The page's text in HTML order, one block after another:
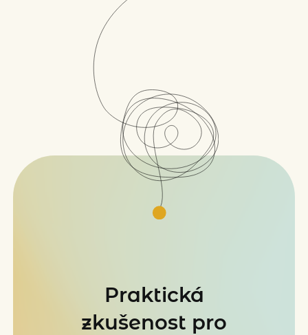
Praktická
zkušenost pro